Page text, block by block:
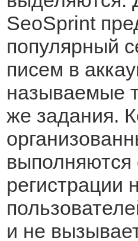
SeoSprint
популярный
писем в
называемые
же задания.
выполняются
регистрации
и не